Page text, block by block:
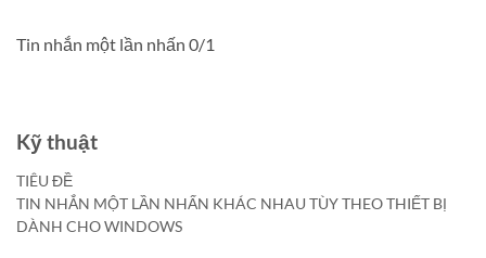
Tin nhắn một lần nhấn 0/1
Kỹ thuật
TIÊU ĐỀ
TIN NHẮN MỘT LẦN NHẤN KHÁC NHAU TÙY THEO THIẾT BỊ
DÀNH CHO WINDOWS